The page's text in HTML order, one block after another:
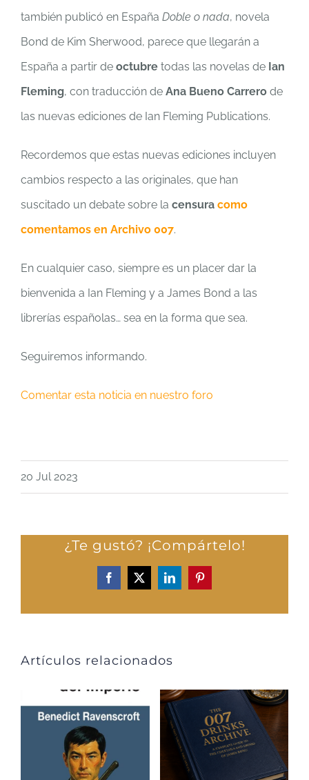
también publicó en España Doble o nada, novela
Bond de Kim Sherwood, parece que llegarán a
España a partir de octubre todas las novelas de Ian
Fleming, con traducción de Ana Bueno Carrero de
las nuevas ediciones de Ian Fleming Publications.
Recordemos que estas nuevas ediciones incluyen
cambios respecto a las originales, que han
suscitado un debate sobre la censura como
comentamos en Archivo 007.
En cualquier caso, siempre es un placer dar la
bienvenida a Ian Fleming y a James Bond a las
librerías españolas… sea en la forma que sea.
Seguiremos informando.
Comentar esta noticia en nuestro foro
20 Jul 2023
¿Te gustó? ¡Compártelo!
Facebook
X LinkedInPinterest
Artículos relacionados